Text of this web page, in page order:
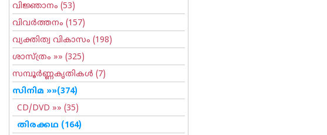
വിജ്ഞാനം (53)
വിവര്‍ത്തനം (157)
വ്യക്തിത്വ വികാസം (198)
ശാസ്ത്രം »» (325)
സമ്പൂര്‍ണ്ണകൃതികള്‍ (7)
സിനിമ »»(374)
CD/DVD »» (35)
തിരക്കഥ (164)